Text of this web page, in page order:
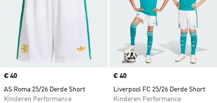
Price
€ 40
AS Roma 25/26 Derde Short
Kinderen Performance
Price
€ 40
Liverpool FC 25/26 Derde Short
Kinderen Performance